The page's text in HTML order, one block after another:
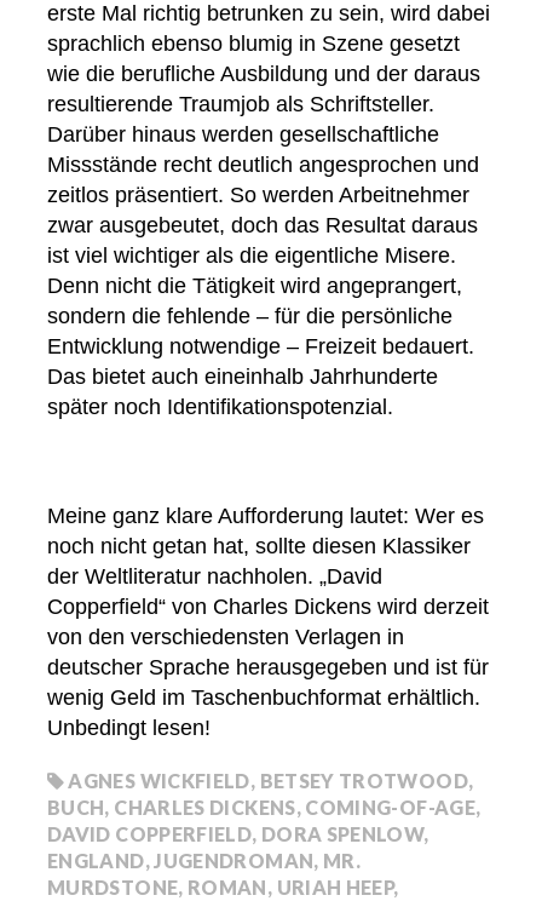
erste Mal richtig betrunken zu sein, wird dabei
sprachlich ebenso blumig in Szene gesetzt
wie die berufliche Ausbildung und der daraus
resultierende Traumjob als Schriftsteller.
Darüber hinaus werden gesellschaftliche
Missstände recht deutlich angesprochen und
zeitlos präsentiert. So werden Arbeitnehmer
zwar ausgebeutet, doch das Resultat daraus
ist viel wichtiger als die eigentliche Misere.
Denn nicht die Tätigkeit wird angeprangert,
sondern die fehlende – für die persönliche
Entwicklung notwendige – Freizeit bedauert.
Das bietet auch eineinhalb Jahrhunderte
später noch Identifikationspotenzial.
Meine ganz klare Aufforderung lautet: Wer es
noch nicht getan hat, sollte diesen Klassiker
der Weltliteratur nachholen. „David
Copperfield“ von Charles Dickens wird derzeit
von den verschiedensten Verlagen in
deutscher Sprache herausgegeben und ist für
wenig Geld im Taschenbuchformat erhältlich.
Unbedingt lesen!
AGNES WICKFIELD, BETSEY TROTWOOD,
BUCH, CHARLES DICKENS, COMING-OF-AGE,
DAVID COPPERFIELD, DORA SPENLOW,
ENGLAND,JUGENDROMAN, MR.
MURDSTONE, ROMAN, URIAH HEEP,